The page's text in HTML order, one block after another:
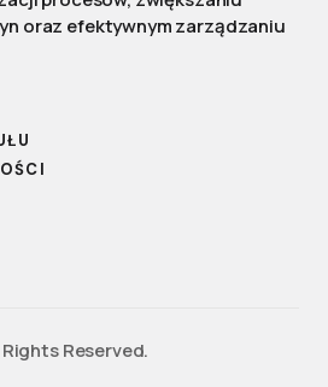
oraz efektywnym zarządzaniu
Reserved.